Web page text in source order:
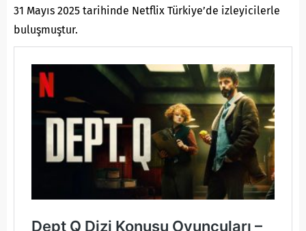
31 Mayıs 2025 tarihinde Netflix Türkiye’de izleyicilerle
buluşmuştur.